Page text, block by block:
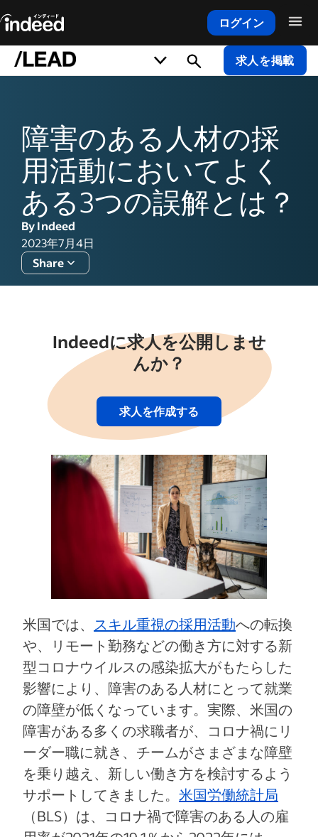
ログイン
メインコンテンツの開始 求人を掲載
障害のある人材の採
用活動においてよく
ある3つの誤解とは？
By Indeed
2023年7月4日
Share
Indeedに求人を公開しませ
んか？
求人を作成する
米国では、 スキル重視の採用活動への転換
や、リモート勤務などの働き方に対する新
型コロナウイルスの感染拡大がもたらした
影響により、障害のある人材にとって就業
の障壁が低くなっています。実際、米国の
障害がある多くの求職者が、コロナ禍にリ
ーダー職に就き、チームがさまざまな障壁
を乗り越え、新しい働き方を検討するよう
サポートしてきました。 米国労働統計局
（BLS）は、コロナ禍で障害のある人の雇